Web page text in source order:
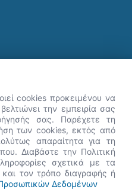
Είμαι η Νόησις.
μπορώ να σε βοηθήσω
cookies προκειμένου να
την εμπειρία σας
σας. Παρέχετε τη
των cookies, εκτός από
απαραίτητα για τη
Διαβάστε την Πολιτική
σχετικά με τα
τον τρόπο διαγραφής ή
Προσωπικών Δεδομένων